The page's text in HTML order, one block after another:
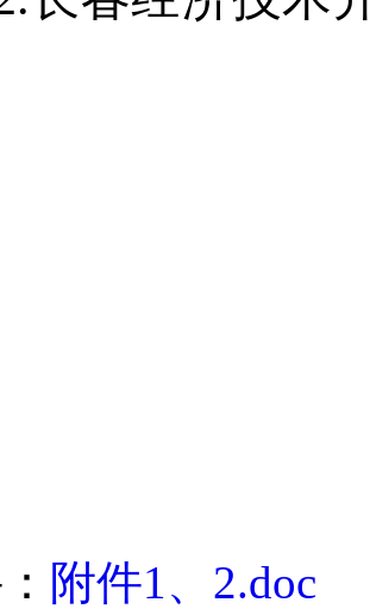
附件1、2.doc